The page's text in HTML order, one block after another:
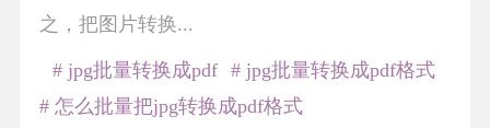
之，把图片转换...
# jpg批量转换成pdf
# jpg批量转换成pdf格式
# 怎么批量把jpg转换成pdf格式